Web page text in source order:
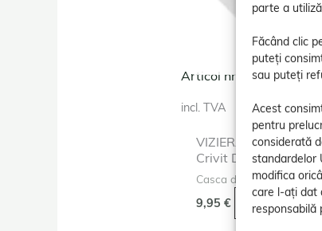
parte a
Făcând clic
puteți
sau puteți
Acest
pentru
considerată
standardelor
modifica
care l-ați dat
responsabilă
Articol nr. 10030
incl. TVA
VIZIERĂ ușor
Crivit DS-
Casca de motociclist
9,95 € _ In Den